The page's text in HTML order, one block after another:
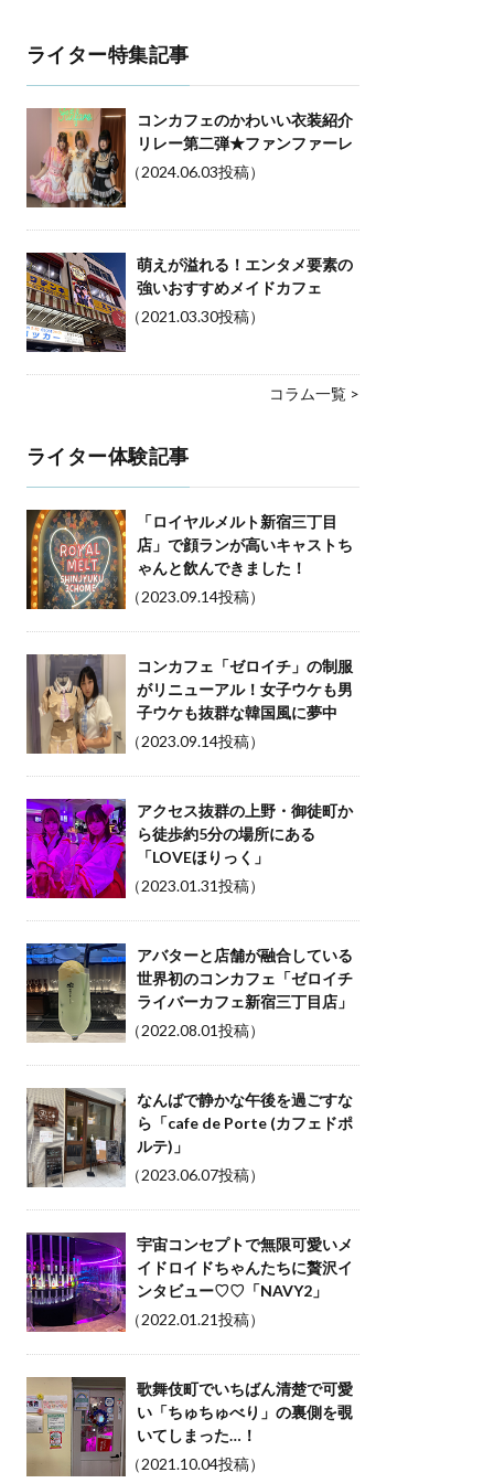
ライター特集記事
コンカフェのかわいい衣装紹介
リレー第二弾★ファンファーレ
（2024.06.03投稿）
萌えが溢れる！エンタメ要素の
強いおすすめメイドカフェ
（2021.03.30投稿）
コラム一覧 >
ライター体験記事
「ロイヤルメルト新宿三丁目
店」で顔ランが高いキャストち
ゃんと飲んできました！
（2023.09.14投稿）
コンカフェ「ゼロイチ」の制服
がリニューアル！女子ウケも男
子ウケも抜群な韓国風に夢中
（2023.09.14投稿）
アクセス抜群の上野・御徒町か
ら徒歩約5分の場所にある
「LOVEほりっく」
（2023.01.31投稿）
アバターと店舗が融合している
世界初のコンカフェ「ゼロイチ
ライバーカフェ新宿三丁目店」
（2022.08.01投稿）
なんばで静かな午後を過ごすな
ら「cafe de Porte (カフェドポ
ルテ)」
（2023.06.07投稿）
宇宙コンセプトで無限可愛いメ
イドロイドちゃんたちに贅沢イ
ンタビュー♡♡「NAVY2」
（2022.01.21投稿）
歌舞伎町でいちばん清楚で可愛
い「ちゅちゅべり」の裏側を覗
いてしまった…！
（2021.10.04投稿）